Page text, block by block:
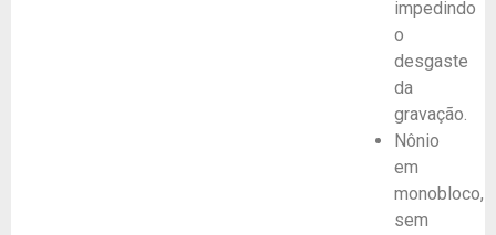
impedindo
o
desgaste
da
gravação.
Nônio
em
monobloco,
sem